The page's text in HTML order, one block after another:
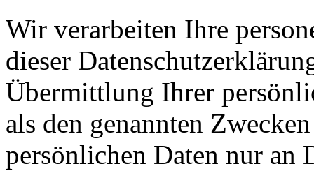
Wir verarbeiten Ihre
dieser
Übermittlung Ihrer
als den genannten
persönlichen Daten nur an